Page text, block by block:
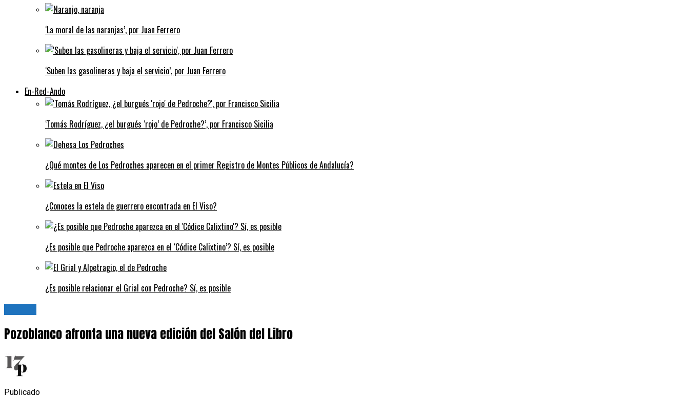
‘La moral de las naranjas’, por Juan Ferrero
‘Suben las gasolineras y baja el servicio’, por Juan Ferrero
En-Red-Ando
‘Tomás Rodríguez, ¿el burgués ‘rojo’ de Pedroche?’, por Francisco Sicilia
¿Qué montes de Los Pedroches aparecen en el primer Registro de Montes Públicos de Andalucía?
¿Conoces la estela de guerrero encontrada en El Viso?
¿Es posible que Pedroche aparezca en el ‘Códice Calixtino’? Sí, es posible
¿Es posible relacionar el Grial con Pedroche? Sí, es posible
Pozoblanco afronta una nueva edición del Salón del Libro
Publicado